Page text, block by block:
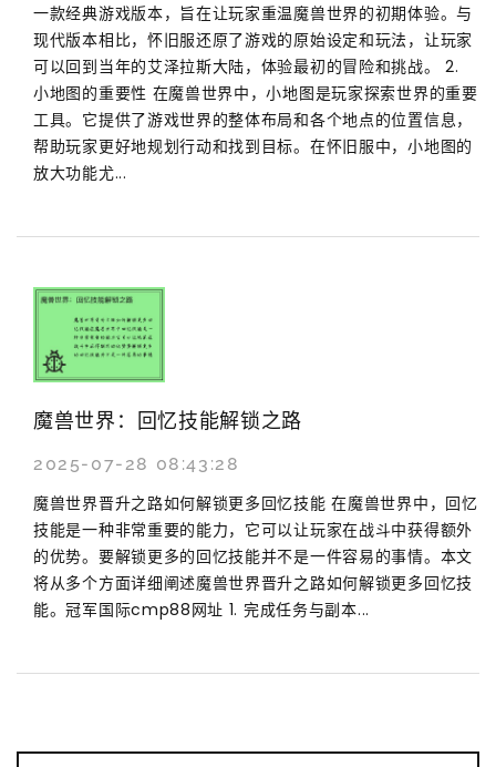
一款经典游戏版本，旨在让玩家重温魔兽世界的初期体验。与
现代版本相比，怀旧服还原了游戏的原始设定和玩法，让玩家
可以回到当年的艾泽拉斯大陆，体验最初的冒险和挑战。 2.
小地图的重要性 在魔兽世界中，小地图是玩家探索世界的重要
工具。它提供了游戏世界的整体布局和各个地点的位置信息，
帮助玩家更好地规划行动和找到目标。在怀旧服中，小地图的
放大功能尤...
魔兽世界：回忆技能解锁之路
2025-07-28 08:43:28
魔兽世界晋升之路如何解锁更多回忆技能 在魔兽世界中，回忆
技能是一种非常重要的能力，它可以让玩家在战斗中获得额外
的优势。要解锁更多的回忆技能并不是一件容易的事情。本文
将从多个方面详细阐述魔兽世界晋升之路如何解锁更多回忆技
能。冠军国际cmp88网址 1. 完成任务与副本...